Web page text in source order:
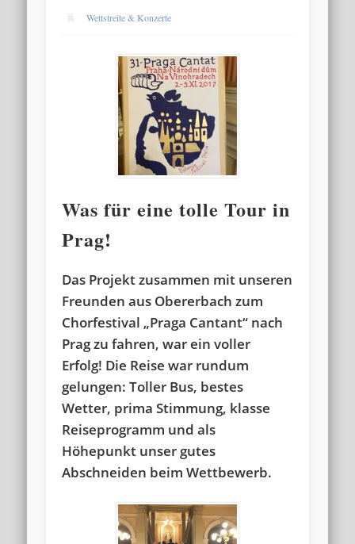
Wettstreite & Konzerte
Was für eine tolle Tour in
Prag!
Das Projekt zusammen mit unseren
Freunden aus Obererbach zum
Chorfestival „Praga Cantant“ nach
Prag zu fahren, war ein voller
Erfolg! Die Reise war rundum
gelungen: Toller Bus, bestes
Wetter, prima Stimmung, klasse
Reiseprogramm und als
Höhepunkt unser gutes
Abschneiden beim Wettbewerb.